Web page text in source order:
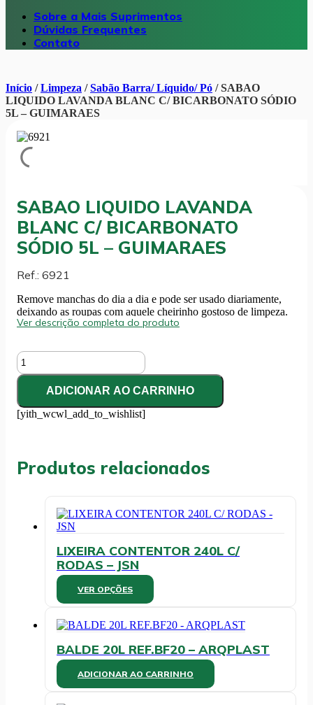
Sobre a Mais Suprimentos
Dúvidas Frequentes
Contato
Início /Limpeza /Sabão Barra/ Líquido/ Pó / SABAO
LIQUIDO LAVANDA BLANC C/ BICARBONATO SÓDIO
5L – GUIMARAES
SABAO LIQUIDO LAVANDA
BLANC C/ BICARBONATO
SÓDIO 5L – GUIMARAES
Ref.: 6921
Remove manchas do dia a dia e pode ser usado diariamente,
deixando as roupas com aquele cheirinho gostoso de limpeza.
Ver descrição completa do produto
SABAO
LIQUIDO
LAVANDA
BLANC
C/
BICARBONATO
GUIMARAES
ADICIONAR AO CARRINHO
[yith_wcwl_add_to_wishlist]
Produtos relacionados
LIXEIRA CONTENTOR 240L C/
RODAS – JSN
VER OPÇÕES
produto
várias
As
opções
podem
ser
BALDE 20L REF.BF20 – ARQPLAST
ADICIONAR AO CARRINHO